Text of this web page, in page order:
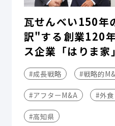
瓦せんべい150年
訳"する――創業120
ス企業「はりま家
#成長戦略 #戦略的
#アフターM&A #外
#高知県